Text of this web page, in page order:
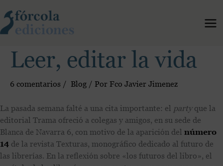
al
contenido
Leer, editar la vida
6 comentarios / Blog / Por Fco Javier Jimenez
La pasada semana falté a una cita importante: el partyque la
editorial Trama ofreció a colegas y amigos, en su sede de
Blanca de Navarra 6, con motivo de la aparición del número
14 de la revista Texturas, monográfico dedicado al futuro de
las librerías. En la reflexión sobre «los futuros del libro», el